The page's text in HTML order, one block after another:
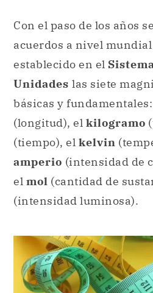
Con el paso de los años
acuerdos a nivel mundial
establecido en el
Unidades las siete
básicas y
(longitud), el kilogramo
(tiempo), el kelvin
amperio (intensidad de
el mol (cantidad de
(intensidad luminosa).